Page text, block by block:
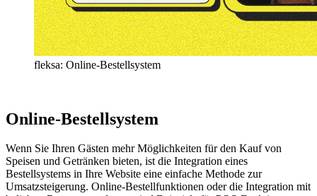
fleksa: Online-Bestellsystem
Online-Bestellsystem
Wenn Sie Ihren Gästen mehr Möglichkeiten für den Kauf von
Speisen und Getränken bieten, ist die Integration eines
Bestellsystems in Ihre Website eine einfache Methode zur
Umsatzsteigerung. Online-Bestellfunktionen oder die Integration mit